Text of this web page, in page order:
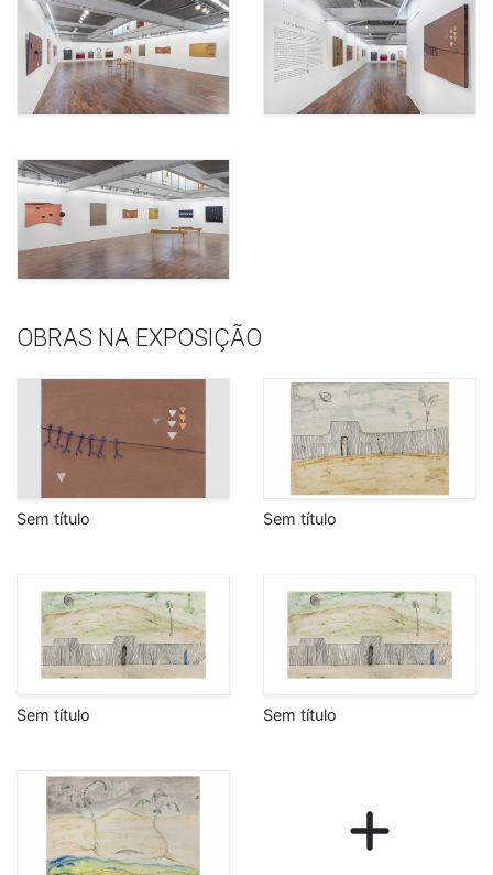
OBRAS NA EXPOSIÇÃO
Sem título Sem título
Sem título Sem título